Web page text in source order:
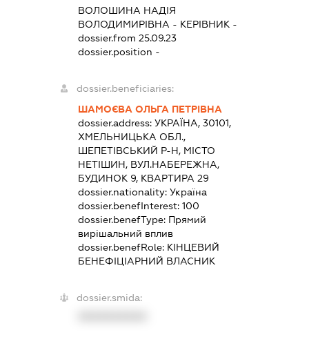
ВОЛОШИНА НАДІЯ
ВОЛОДИМИРІВНА - КЕРІВНИК -
dossier.from 25.09.23
dossier.position -
dossier.beneficiaries:
ШАМОЄВА ОЛЬГА ПЕТРІВНА
dossier.address: УКРАЇНА, 30101,
ХМЕЛЬНИЦЬКА ОБЛ.,
ШЕПЕТІВСЬКИЙ Р-Н, МІСТО
НЕТІШИН, ВУЛ.НАБЕРЕЖНА,
БУДИНОК 9, КВАРТИРА 29
dossier.nationality: Україна
dossier.benefInterest: 100
dossier.benefType: Прямий
вирішальний вплив
dossier.benefRole: КІНЦЕВИЙ
БЕНЕФІЦІАРНИЙ ВЛАСНИК
dossier.smida: